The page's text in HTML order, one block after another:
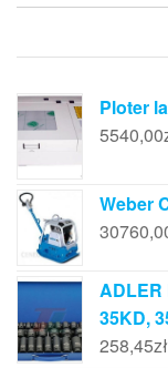
Ploter
5540,00
Weber
ADLER
35KD,
258,45zł